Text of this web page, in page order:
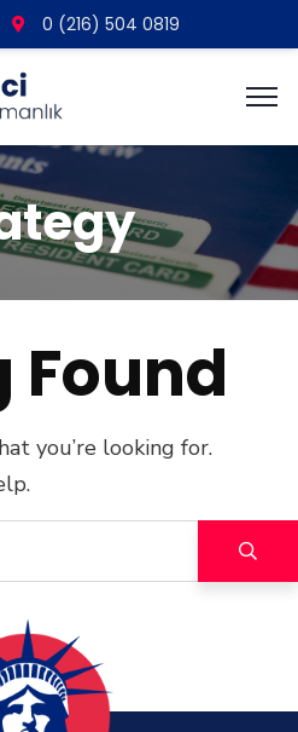
0 (216) 504 0819
Found
you’re looking for.